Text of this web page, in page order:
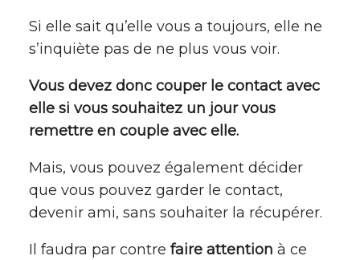
Si elle sait qu’elle vous a toujours, elle ne
s’inquiète pas de ne plus vous voir.
Vous devez donc couper le contact avec
elle si vous souhaitez un jour vous
remettre en couple avec elle.
Mais, vous pouvez également décider
que vous pouvez garder le contact,
devenir ami, sans souhaiter la récupérer.
Il faudra par contre faire attention à ce